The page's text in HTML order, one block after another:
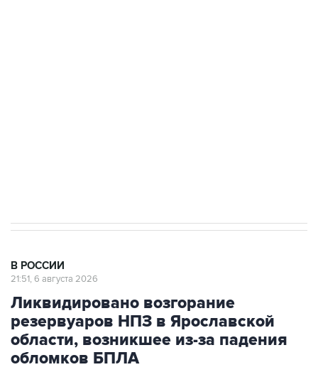
В РОССИИ
21:51, 6 августа 2026
Ликвидировано возгорание
резервуаров НПЗ в Ярославской
области, возникшее из-за падения
обломков БПЛА